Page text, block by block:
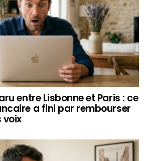
entre Lisbonne et Paris : ce
a fini par rembourser
voix